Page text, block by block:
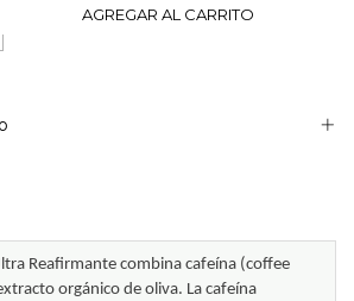
Reafirmante combina cafeína (coffee
orgánico de oliva. La cafeína